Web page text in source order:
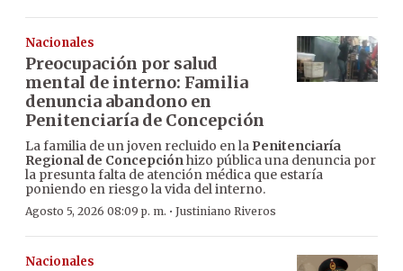
Nacionales
Preocupación por salud
mental de interno: Familia
denuncia abandono en
Penitenciaría de Concepción
La familia de un joven recluido en la Penitenciaría
Regional de Concepciónhizo pública una denuncia por
la presunta falta de atención médica que estaría
poniendo en riesgo la vida del interno.
Agosto 5, 2026 08:09 p. m. · Justiniano Riveros
Nacionales